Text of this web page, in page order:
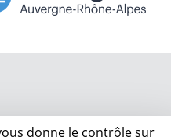
donne le contrôle sur